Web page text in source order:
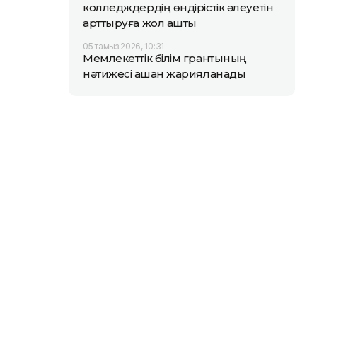
колледждердің өндірістік әлеуетін
арттыруға жол ашты
05 тамыз 2026, 10:31
Мемлекеттік білім грантының
нәтижесі қашан жарияланады